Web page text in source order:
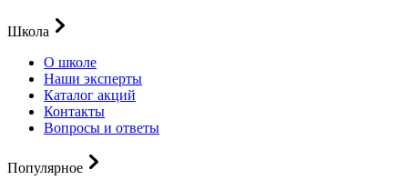
Школа
О школе
Наши эксперты
Каталог акций
Контакты
Вопросы и ответы
Популярное